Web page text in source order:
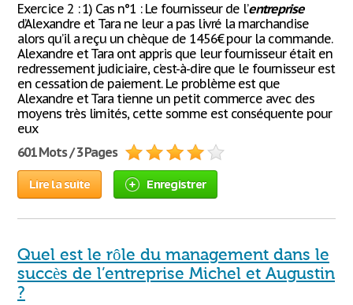
Exercice 2 : 1) Cas n°1 : Le fournisseur de l’entreprise
d’Alexandre et Tara ne leur a pas livré la marchandise
alors qu’il a reçu un chèque de 1456€ pour la commande.
Alexandre et Tara ont appris que leur fournisseur était en
redressement judiciaire, c’est-à-dire que le fournisseur est
en cessation de paiement. Le problème est que
Alexandre et Tara tienne un petit commerce avec des
moyens très limités, cette somme est conséquente pour
eux
601 Mots / 3 Pages
Lire la suite Enregistrer
Quel est le rôle du management dans le
succès de l’entreprise Michel et Augustin
?